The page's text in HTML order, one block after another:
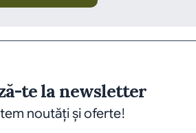
te la newsletter
noutăți și oferte!